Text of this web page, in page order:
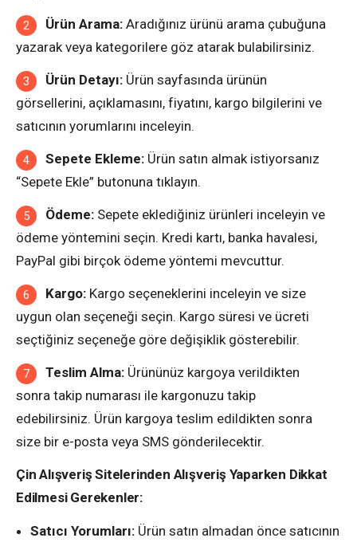
Ürün Arama: Aradığınız ürünü arama çubuğuna
yazarak veya kategorilere göz atarak bulabilirsiniz.
Ürün Detayı: Ürün sayfasında ürünün
görsellerini, açıklamasını, fiyatını, kargo bilgilerini ve
satıcının yorumlarını inceleyin.
Sepete Ekleme: Ürün satın almak istiyorsanız
“Sepete Ekle” butonuna tıklayın.
Ödeme: Sepete eklediğiniz ürünleri inceleyin ve
ödeme yöntemini seçin. Kredi kartı, banka havalesi,
PayPal gibi birçok ödeme yöntemi mevcuttur.
Kargo: Kargo seçeneklerini inceleyin ve size
uygun olan seçeneği seçin. Kargo süresi ve ücreti
seçtiğiniz seçeneğe göre değişiklik gösterebilir.
Teslim Alma: Ürününüz kargoya verildikten
sonra takip numarası ile kargonuzu takip
edebilirsiniz. Ürün kargoya teslim edildikten sonra
size bir e-posta veya SMS gönderilecektir.
Çin Alışveriş Sitelerinden Alışveriş Yaparken Dikkat
Edilmesi Gerekenler:
Satıcı Yorumları: Ürün satın almadan önce satıcının